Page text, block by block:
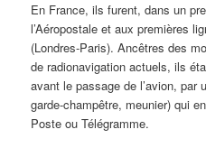
En France, ils furent, dans un
l’Aéropostale et aux premières
(Londres-Paris). Ancêtres des
de radionavigation actuels, ils
avant le passage de l’avion, par
garde-champêtre, meunier) qui
Poste ou Télégramme.